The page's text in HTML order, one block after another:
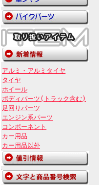
アルミ・アルミタイヤ
タイヤ
ホイール
ボディパーツ(トラック含む)
足回りパーツ
エンジン系パーツ
コンポーネント
カー用品
カー用品以外